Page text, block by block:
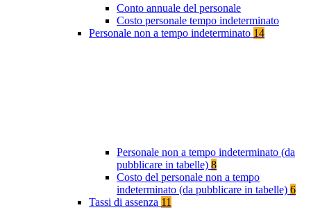
Conto annuale del personale
Costo personale tempo indeterminato
Personale non a tempo indeterminato 14
Personale non a tempo indeterminato (da
pubblicare in tabelle) 8
Costo del personale non a tempo
indeterminato (da pubblicare in tabelle) 6
Tassi di assenza 11